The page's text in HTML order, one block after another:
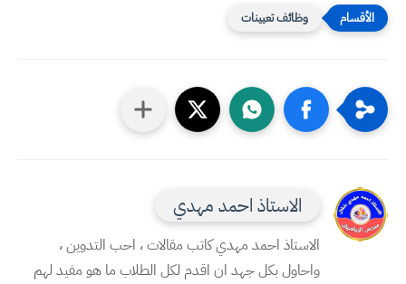
وظائف تعيينات
الاستاذ احمد مهدي
الاستاذ احمد مهدي كاتب مقالات ، احب التدوين ،
واحاول بكل جهد ان اقدم لكل الطلاب ما هو مفيد لهم